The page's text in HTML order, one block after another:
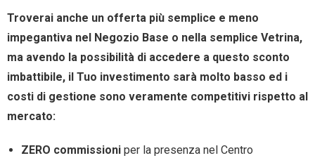
Troverai anche un offerta più semplice e meno
impegantiva nel Negozio Base o nella semplice Vetrina,
ma avendo la possibilità di accedere a questo sconto
imbattibile, il Tuo investimento sarà molto basso ed i
costi di gestione sono veramente competitivi rispetto al
mercato:
ZERO commissioni per la presenza nel Centro